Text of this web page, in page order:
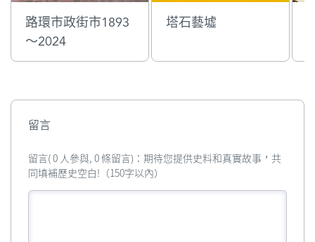
路環市政街市1893
～2024
塔石藝墟
留言
留言( 0 人參與, 0 條留言)：期待您提供史料和真實故事，共
同填補歷史空白!（150字以內）